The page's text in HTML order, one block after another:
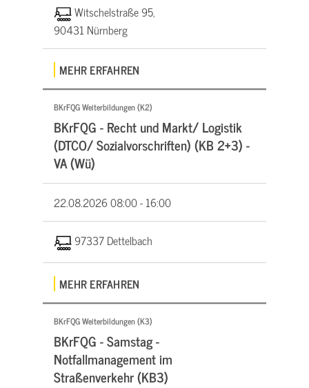
Witschelstraße 95,
90431 Nürnberg
MEHR ERFAHREN
BKrFQG Weiterbildungen (K2)
BKrFQG - Recht und Markt/ Logistik
(DTCO/ Sozialvorschriften) (KB 2+3) -
VA (Wü)
22.08.202608:00 - 16:00
97337 Dettelbach
MEHR ERFAHREN
BKrFQG Weiterbildungen (K3)
BKrFQG - Samstag -
Notfallmanagement im
Straßenverkehr (KB3)